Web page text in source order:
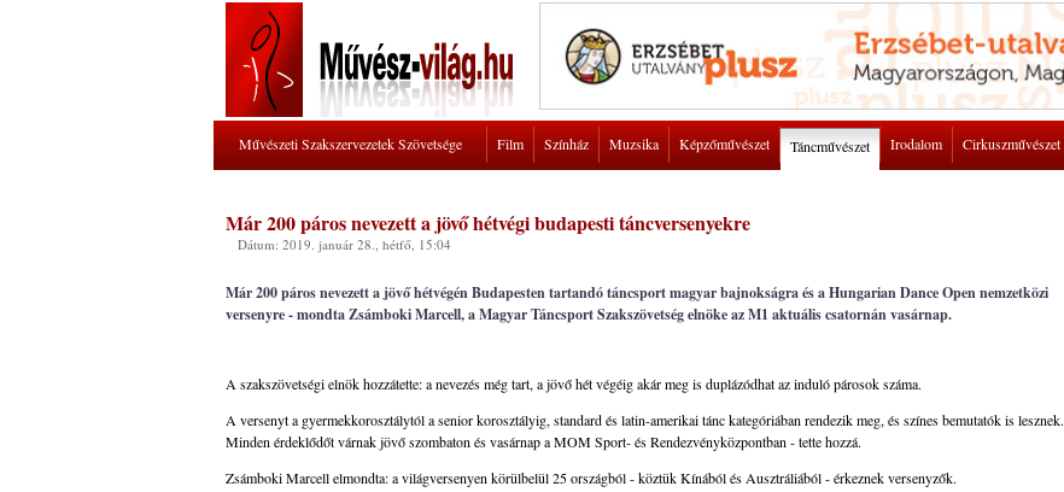
Művészeti Szakszervezetek Szövetsége Film Színház Muzsika Képzőművészet Táncművészet Irodalom Cirkuszművészet
Már 200 páros nevezett a jövő hétvégi budapesti táncversenyekre
Dátum: 2019. január 28., hétfő, 15:04
Már 200 páros nevezett a jövő hétvégén Budapesten tartandó táncsport magyar bajnokságra és a Hungarian Dance Open nemzetközi
versenyre - mondta Zsámboki Marcell, a Magyar Táncsport Szakszövetség elnöke az M1 aktuális csatornán vasárnap.
A szakszövetségi elnök hozzátette: a nevezés még tart, a jövő hét végéig akár meg is duplázódhat az induló párosok száma.
A versenyt a gyermekkorosztálytól a senior korosztályig, standard és latin-amerikai tánc kategóriában rendezik meg, és színes bemutatók is lesznek.
Minden érdeklődőt várnak jövő szombaton és vasárnap a MOM Sport- és Rendezvényközpontban - tette hozzá.
Zsámboki Marcell elmondta: a világversenyen körülbelül 25 országból - köztük Kínából és Ausztráliából - érkeznek versenyzők.